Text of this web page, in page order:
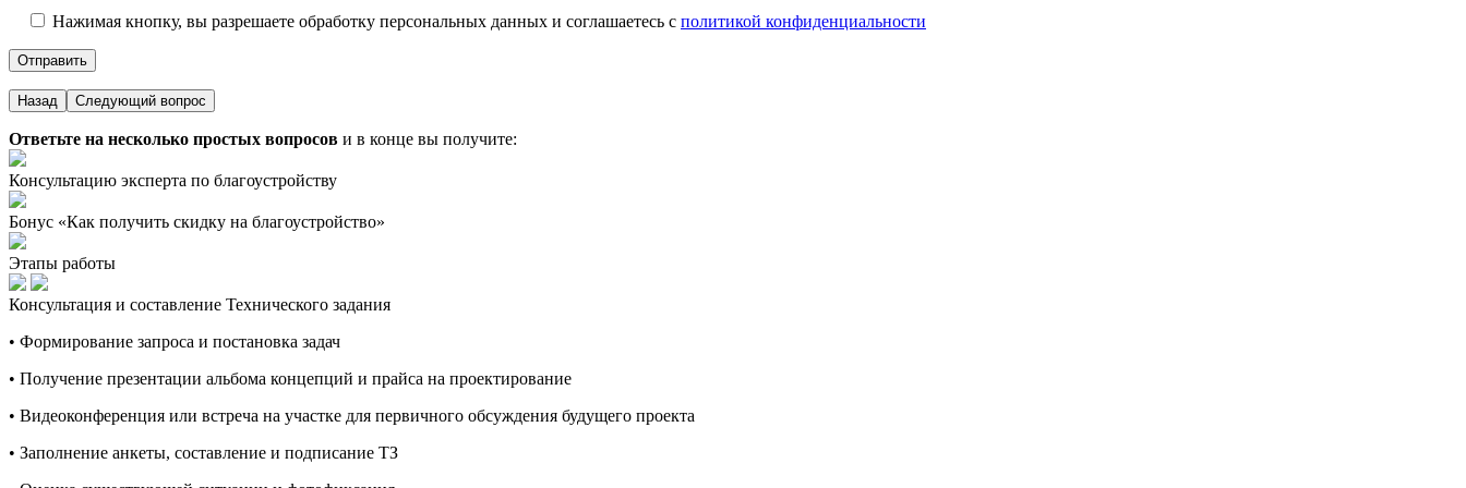
Нажимая кнопку, вы разрешаете обработку персональных данных и соглашаетесь с политикой конфиденциальности
Назад Следующий вопрос
Ответьте на несколько простых вопросов и в конце вы получите:
Консультацию эксперта по благоустройству
Бонус «Как получить скидку на благоустройство»
Этапы работы
Консультация и составление Технического задания
• Формирование запроса и постановка задач
• Получение презентации альбома концепций и прайса на проектирование
• Видеоконференция или встреча на участке для первичного обсуждения будущего проекта
• Заполнение анкеты, составление и подписание ТЗ